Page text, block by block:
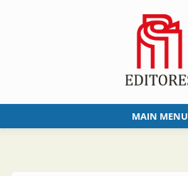
MAIN MENU